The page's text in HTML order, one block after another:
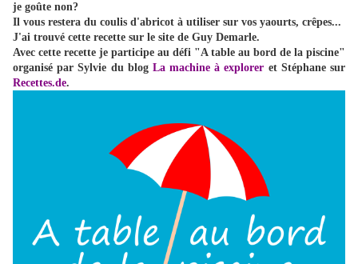
je goûte non?
Il vous restera du coulis d'abricot à utiliser sur vos yaourts, crêpes...
J'ai trouvé cette recette sur le site de Guy Demarle.
Avec cette recette je participe au défi "A table au bord de la piscine"
organisé par Sylvie du blog La machine à explorer et Stéphane sur
Recettes.de.